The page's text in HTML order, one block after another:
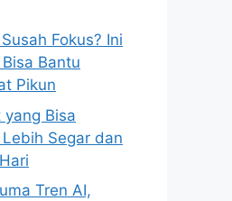
Fokus? Ini
Bantu
Pikun
yang Bisa
Segar dan
Tren AI,